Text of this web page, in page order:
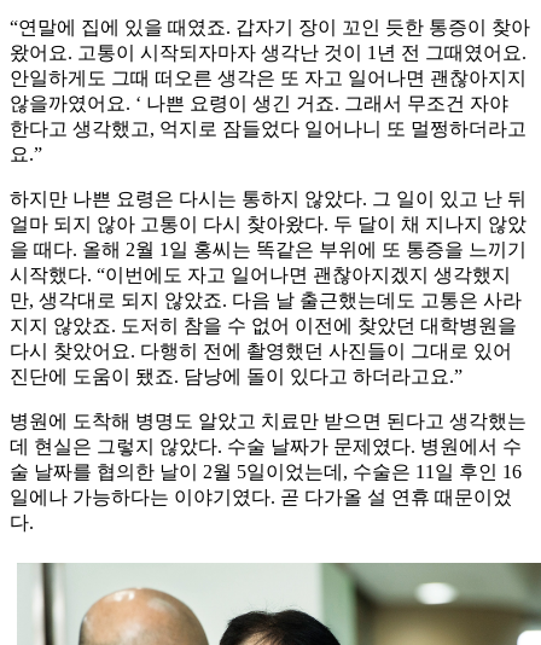
“연말에 집에 있을 때였죠. 갑자기 장이 꼬인 듯한 통증이 찾아
왔어요. 고통이 시작되자마자 생각난 것이 1년 전 그때였어요.
안일하게도 그때 떠오른 생각은 또 자고 일어나면 괜찮아지지
않을까였어요. ‘ 나쁜 요령이 생긴 거죠. 그래서 무조건 자야
한다고 생각했고, 억지로 잠들었다 일어나니 또 멀쩡하더라고
요.”
하지만 나쁜 요령은 다시는 통하지 않았다. 그 일이 있고 난 뒤
얼마 되지 않아 고통이 다시 찾아왔다. 두 달이 채 지나지 않았
을 때다. 올해 2월 1일 홍씨는 똑같은 부위에 또 통증을 느끼기
시작했다. “이번에도 자고 일어나면 괜찮아지겠지 생각했지
만, 생각대로 되지 않았죠. 다음 날 출근했는데도 고통은 사라
지지 않았죠. 도저히 참을 수 없어 이전에 찾았던 대학병원을
다시 찾았어요. 다행히 전에 촬영했던 사진들이 그대로 있어
진단에 도움이 됐죠. 담낭에 돌이 있다고 하더라고요.”
병원에 도착해 병명도 알았고 치료만 받으면 된다고 생각했는
데 현실은 그렇지 않았다. 수술 날짜가 문제였다. 병원에서 수
술 날짜를 협의한 날이 2월 5일이었는데, 수술은 11일 후인 16
일에나 가능하다는 이야기였다. 곧 다가올 설 연휴 때문이었
다.